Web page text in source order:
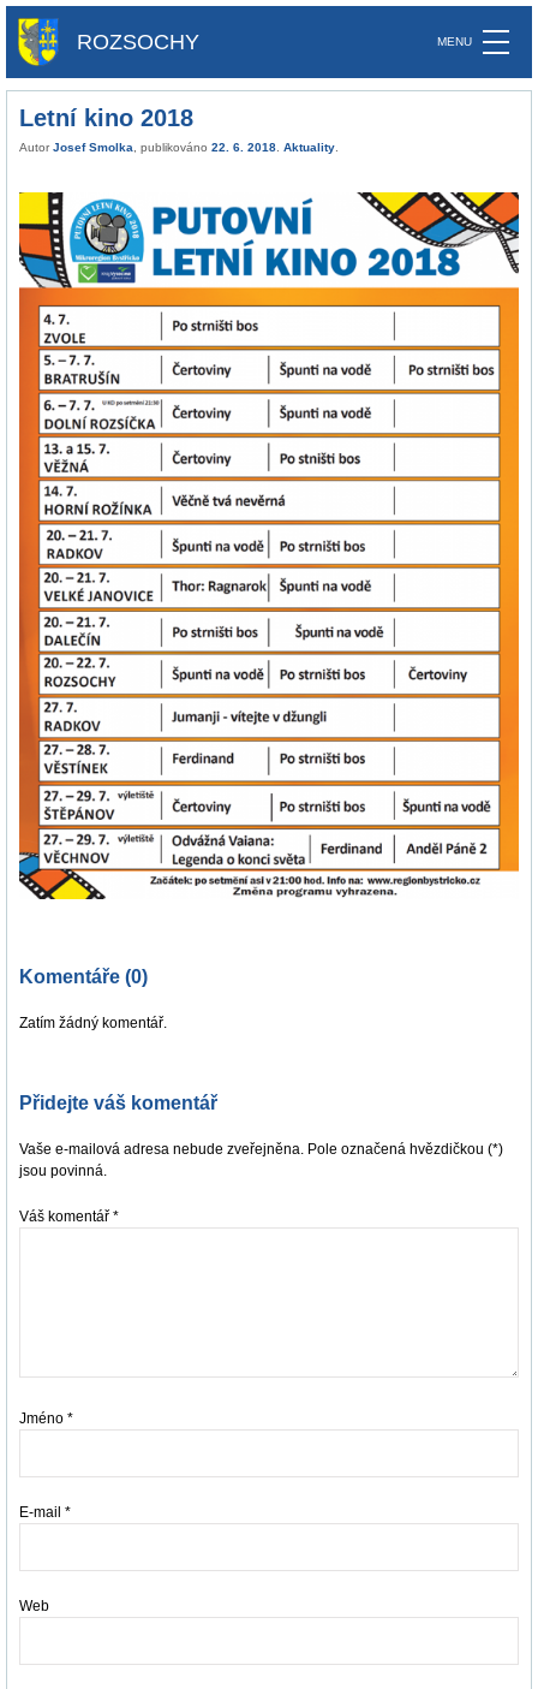
ROZSOCHY
Letní kino 2018
Autor Josef Smolka , publikováno 22. 6. 2018 Aktuality
Komentáře (0)
Zatím žádný komentář.
Přidejte váš komentář
Vaše e-mailová adresa nebude zveřejněna. Pole označená hvězdičkou (*)
jsou povinná.
Váš komentář *
Jméno *
E-mail *
Web